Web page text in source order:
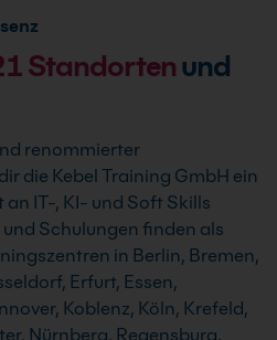
Standortenund
renommierter
die Kebel Training GmbH ein
IT-, KI- und Soft Skills
und Schulungen finden als
in Berlin, Bremen,
Erfurt, Essen,
Koblenz, Köln, Krefeld,
Nürnberg, Regensburg,